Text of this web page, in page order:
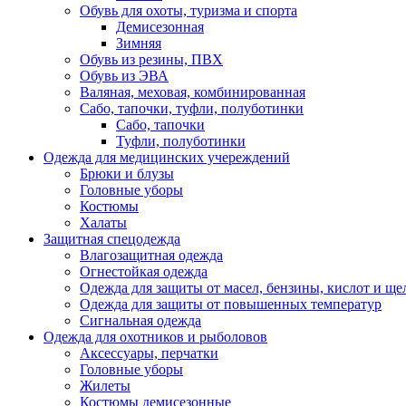
Обувь для охоты, туризма и спорта
Демисезонная
Зимняя
Обувь из резины, ПВХ
Обувь из ЭВА
Валяная, меховая, комбинированная
Сабо, тапочки, туфли, полуботинки
Сабо, тапочки
Туфли, полуботинки
Одежда для медицинских учереждений
Брюки и блузы
Головные уборы
Костюмы
Халаты
Защитная спецодежда
Влагозащитная одежда
Огнестойкая одежда
Одежда для защиты от масел, бензины, кислот и
Одежда для защиты от повышенных температур
Сигнальная одежда
Одежда для охотников и рыболовов
Аксессуары, перчатки
Головные уборы
Жилеты
Костюмы демисезонные